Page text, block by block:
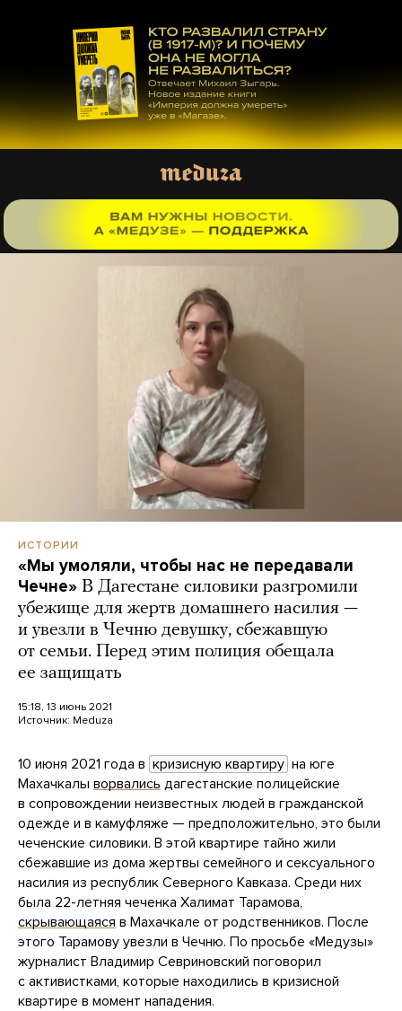
ИСТОРИИ
«Мы умоляли, чтобы нас не передавали
Чечне» В Дагестане силовики разгромили
убежище для жертв домашнего насилия —
и увезли в Чечню девушку, сбежавшую
от семьи. Перед этим полиция обещала
ее защищать
15:18, 13 июнь 2021
Источник: Meduza
10 июня 2021 года в кризисную квартиру на юге
Махачкалы ворвались дагестанские полицейские
в сопровождении неизвестных людей в гражданской
одежде и в камуфляже — предположительно, это были
чеченские силовики. В этой квартире тайно жили
сбежавшие из дома жертвы семейного и сексуального
насилия из республик Северного Кавказа. Среди них
была 22-летняя чеченка Халимат Тарамова,
скрывающаяся в Махачкале от родственников. После
этого Тарамову увезли в Чечню. По просьбе «Медузы»
журналист Владимир Севриновский поговорил
с активистками, которые находились в кризисной
квартире в момент нападения.